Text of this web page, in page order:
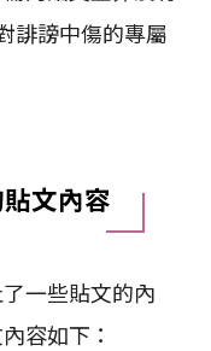
誹謗中傷的專屬
文內容
一些貼文的內
容如下：